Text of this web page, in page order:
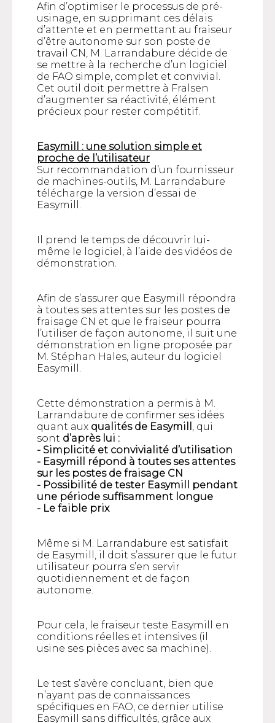
Afin d’optimiser le processus de pré-
usinage, en supprimant ces délais
d’attente et en permettant au fraiseur
d’être autonome sur son poste de
travail CN, M. Larrandabure décide de
se mettre à la recherche d’un logiciel
de FAO simple, complet et convivial.
Cet outil doit permettre à Fralsen
d’augmenter sa réactivité, élément
précieux pour rester compétitif.
Easymill : une solution simple et
proche de l’utilisateur
Sur recommandation d’un fournisseur
de machines-outils, M. Larrandabure
télécharge la version d’essai de
Easymill.
Il prend le temps de découvrir lui-
même le logiciel, à l’aide des vidéos de
démonstration.
Afin de s’assurer que Easymill répondra
à toutes ses attentes sur les postes de
fraisage CN et que le fraiseur pourra
l’utiliser de façon autonome, il suit une
démonstration en ligne proposée par
M. Stéphan Hales, auteur du logiciel
Easymill.
Cette démonstration a permis à M.
Larrandabure de confirmer ses idées
quant aux qualités de Easymill , qui
sont d’après lui :
- Simplicité et convivialité d’utilisation
- Easymill répond à toutes ses attentes
sur les postes de fraisage CN
- Possibilité de tester Easymill pendant
une période suffisamment longue
- Le faible prix
Même si M. Larrandabure est satisfait
de Easymill, il doit s’assurer que le futur
utilisateur pourra s’en servir
quotidiennement et de façon
autonome.
Pour cela, le fraiseur teste Easymill en
conditions réelles et intensives (il
usine ses pièces avec sa machine).
Le test s’avère concluant, bien que
n’ayant pas de connaissances
spécifiques en FAO, ce dernier utilise
Easymill sans difficultés, grâce aux